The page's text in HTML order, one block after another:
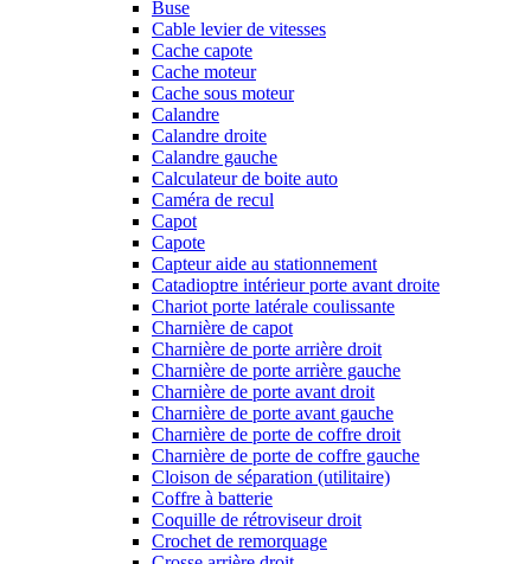
Buse
Cable levier de vitesses
Cache capote
Cache moteur
Cache sous moteur
Calandre
Calandre droite
Calandre gauche
Calculateur de boite auto
Caméra de recul
Capot
Capote
Capteur aide au stationnement
Catadioptre intérieur porte avant droite
Chariot porte latérale coulissante
Charnière de capot
Charnière de porte arrière droit
Charnière de porte arrière gauche
Charnière de porte avant droit
Charnière de porte avant gauche
Charnière de porte de coffre droit
Charnière de porte de coffre gauche
Cloison de séparation (utilitaire)
Coffre à batterie
Coquille de rétroviseur droit
Crochet de remorquage